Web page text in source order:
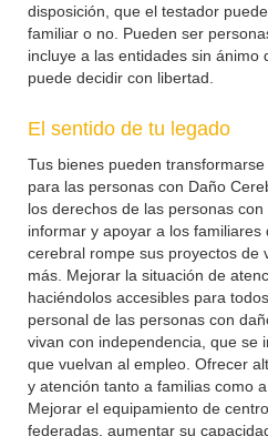
disposición, que el testador
familiar o no. Pueden ser
incluye a las entidades sin ánimo
puede decidir con libertad.
El sentido de tu legado
Tus bienes pueden
para las personas con Daño
los derechos de las personas
informar y apoyar a los familiares
cerebral rompe sus proyectos de
más. Mejorar la situación de
haciéndolos accesibles para
personal de las personas con
vivan con independencia, que se
que vuelvan al empleo. Ofrecer
y atención tanto a familias como
Mejorar el equipamiento de
federadas, aumentar su